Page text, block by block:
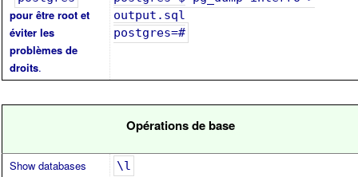
pour être root et
éviter les
problèmes de
droits.
output.sql
postgres=#
Opérations de base
Show databases \l